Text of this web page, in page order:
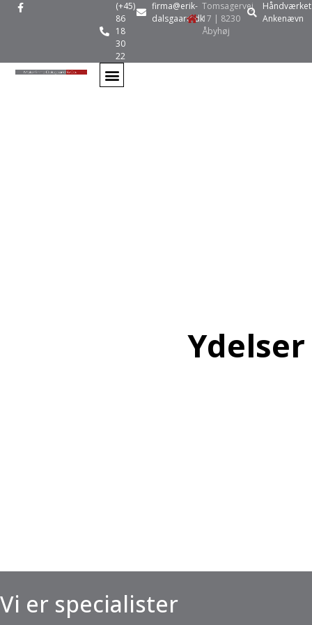
(+45)
86
18
30
22
firma@erik-
dalsgaard.dk
Tomsagervej
17 | 8230
Åbyhøj
Ankenævn
Ydelser
Vi er specialister